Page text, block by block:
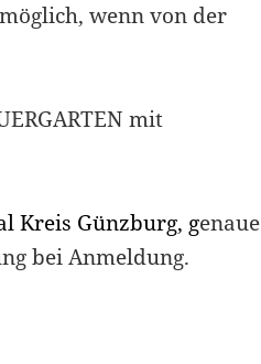
wenn von der
mit
Kreis Günzburg, genaue
bei Anmeldung.